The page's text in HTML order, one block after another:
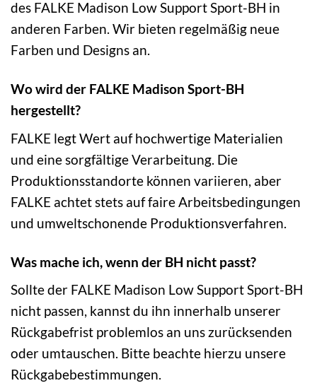
des FALKE Madison Low Support Sport-BH in
anderen Farben. Wir bieten regelmäßig neue
Farben und Designs an.
Wo wird der FALKE Madison Sport-BH
hergestellt?
FALKE legt Wert auf hochwertige Materialien
und eine sorgfältige Verarbeitung. Die
Produktionsstandorte können variieren, aber
FALKE achtet stets auf faire Arbeitsbedingungen
und umweltschonende Produktionsverfahren.
Was mache ich, wenn der BH nicht passt?
Sollte der FALKE Madison Low Support Sport-BH
nicht passen, kannst du ihn innerhalb unserer
Rückgabefrist problemlos an uns zurücksenden
oder umtauschen. Bitte beachte hierzu unsere
Rückgabebestimmungen.